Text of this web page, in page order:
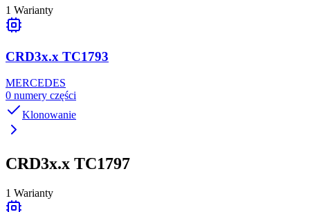
1 Warianty
CRD3x.x TC1793
MERCEDES
0 numery części
Klonowanie
CRD3x.x TC1797
1 Warianty